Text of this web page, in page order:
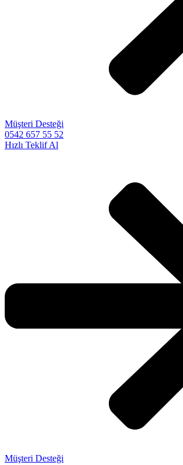
Müşteri Desteği
0542 657 55 52
Hızlı Teklif Al
Müşteri Desteği